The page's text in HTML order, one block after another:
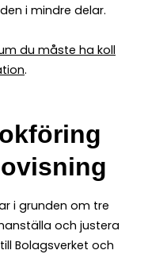
i mindre delar.
du måste ha koll
.
i grunden om tre
och justera
till Bolagsverket och